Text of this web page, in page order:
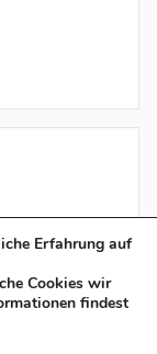
Erfahrung auf
Cookies wir
findest